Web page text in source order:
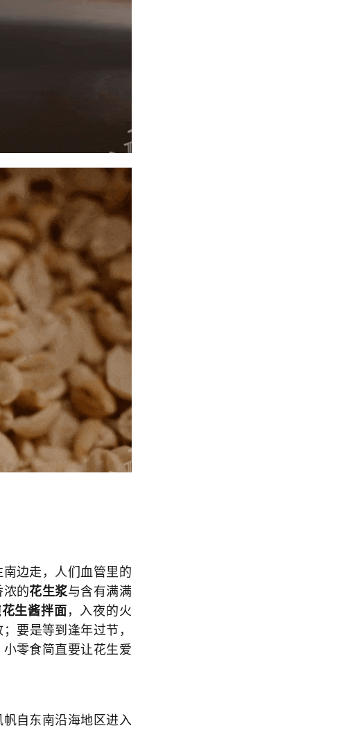
边走，人们血管里的
浓的花生浆与含有满满
花生酱拌面 ，入夜的火
要是等到逢年过节，
零食简直要让花生爱
自东南沿海地区进入